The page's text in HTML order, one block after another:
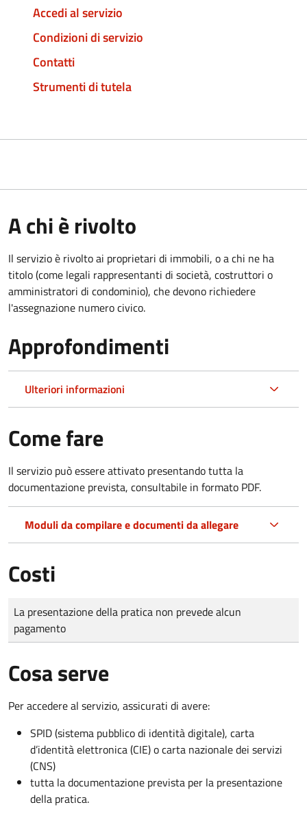
Accedi al servizio
Condizioni di servizio
Contatti
Strumenti di tutela
A chi è rivolto
Il servizio è rivolto ai proprietari di immobili, o a chi ne ha
titolo (come legali rappresentanti di società, costruttori o
amministratori di condominio), che devono richiedere
l'assegnazione numero civico.
Approfondimenti
Ulteriori informazioni
Come fare
Il servizio può essere attivato presentando tutta la
documentazione prevista, consultabile in formato PDF.
Moduli da compilare e documenti da allegare
Costi
Tipo di pagamento
Importo
La presentazione della pratica non prevede alcun
pagamento
Cosa serve
Per accedere al servizio, assicurati di avere:
SPID (sistema pubblico di identità digitale), carta
d’identità elettronica (CIE) o carta nazionale dei servizi
(CNS)
tutta la documentazione prevista per la presentazione
della pratica.